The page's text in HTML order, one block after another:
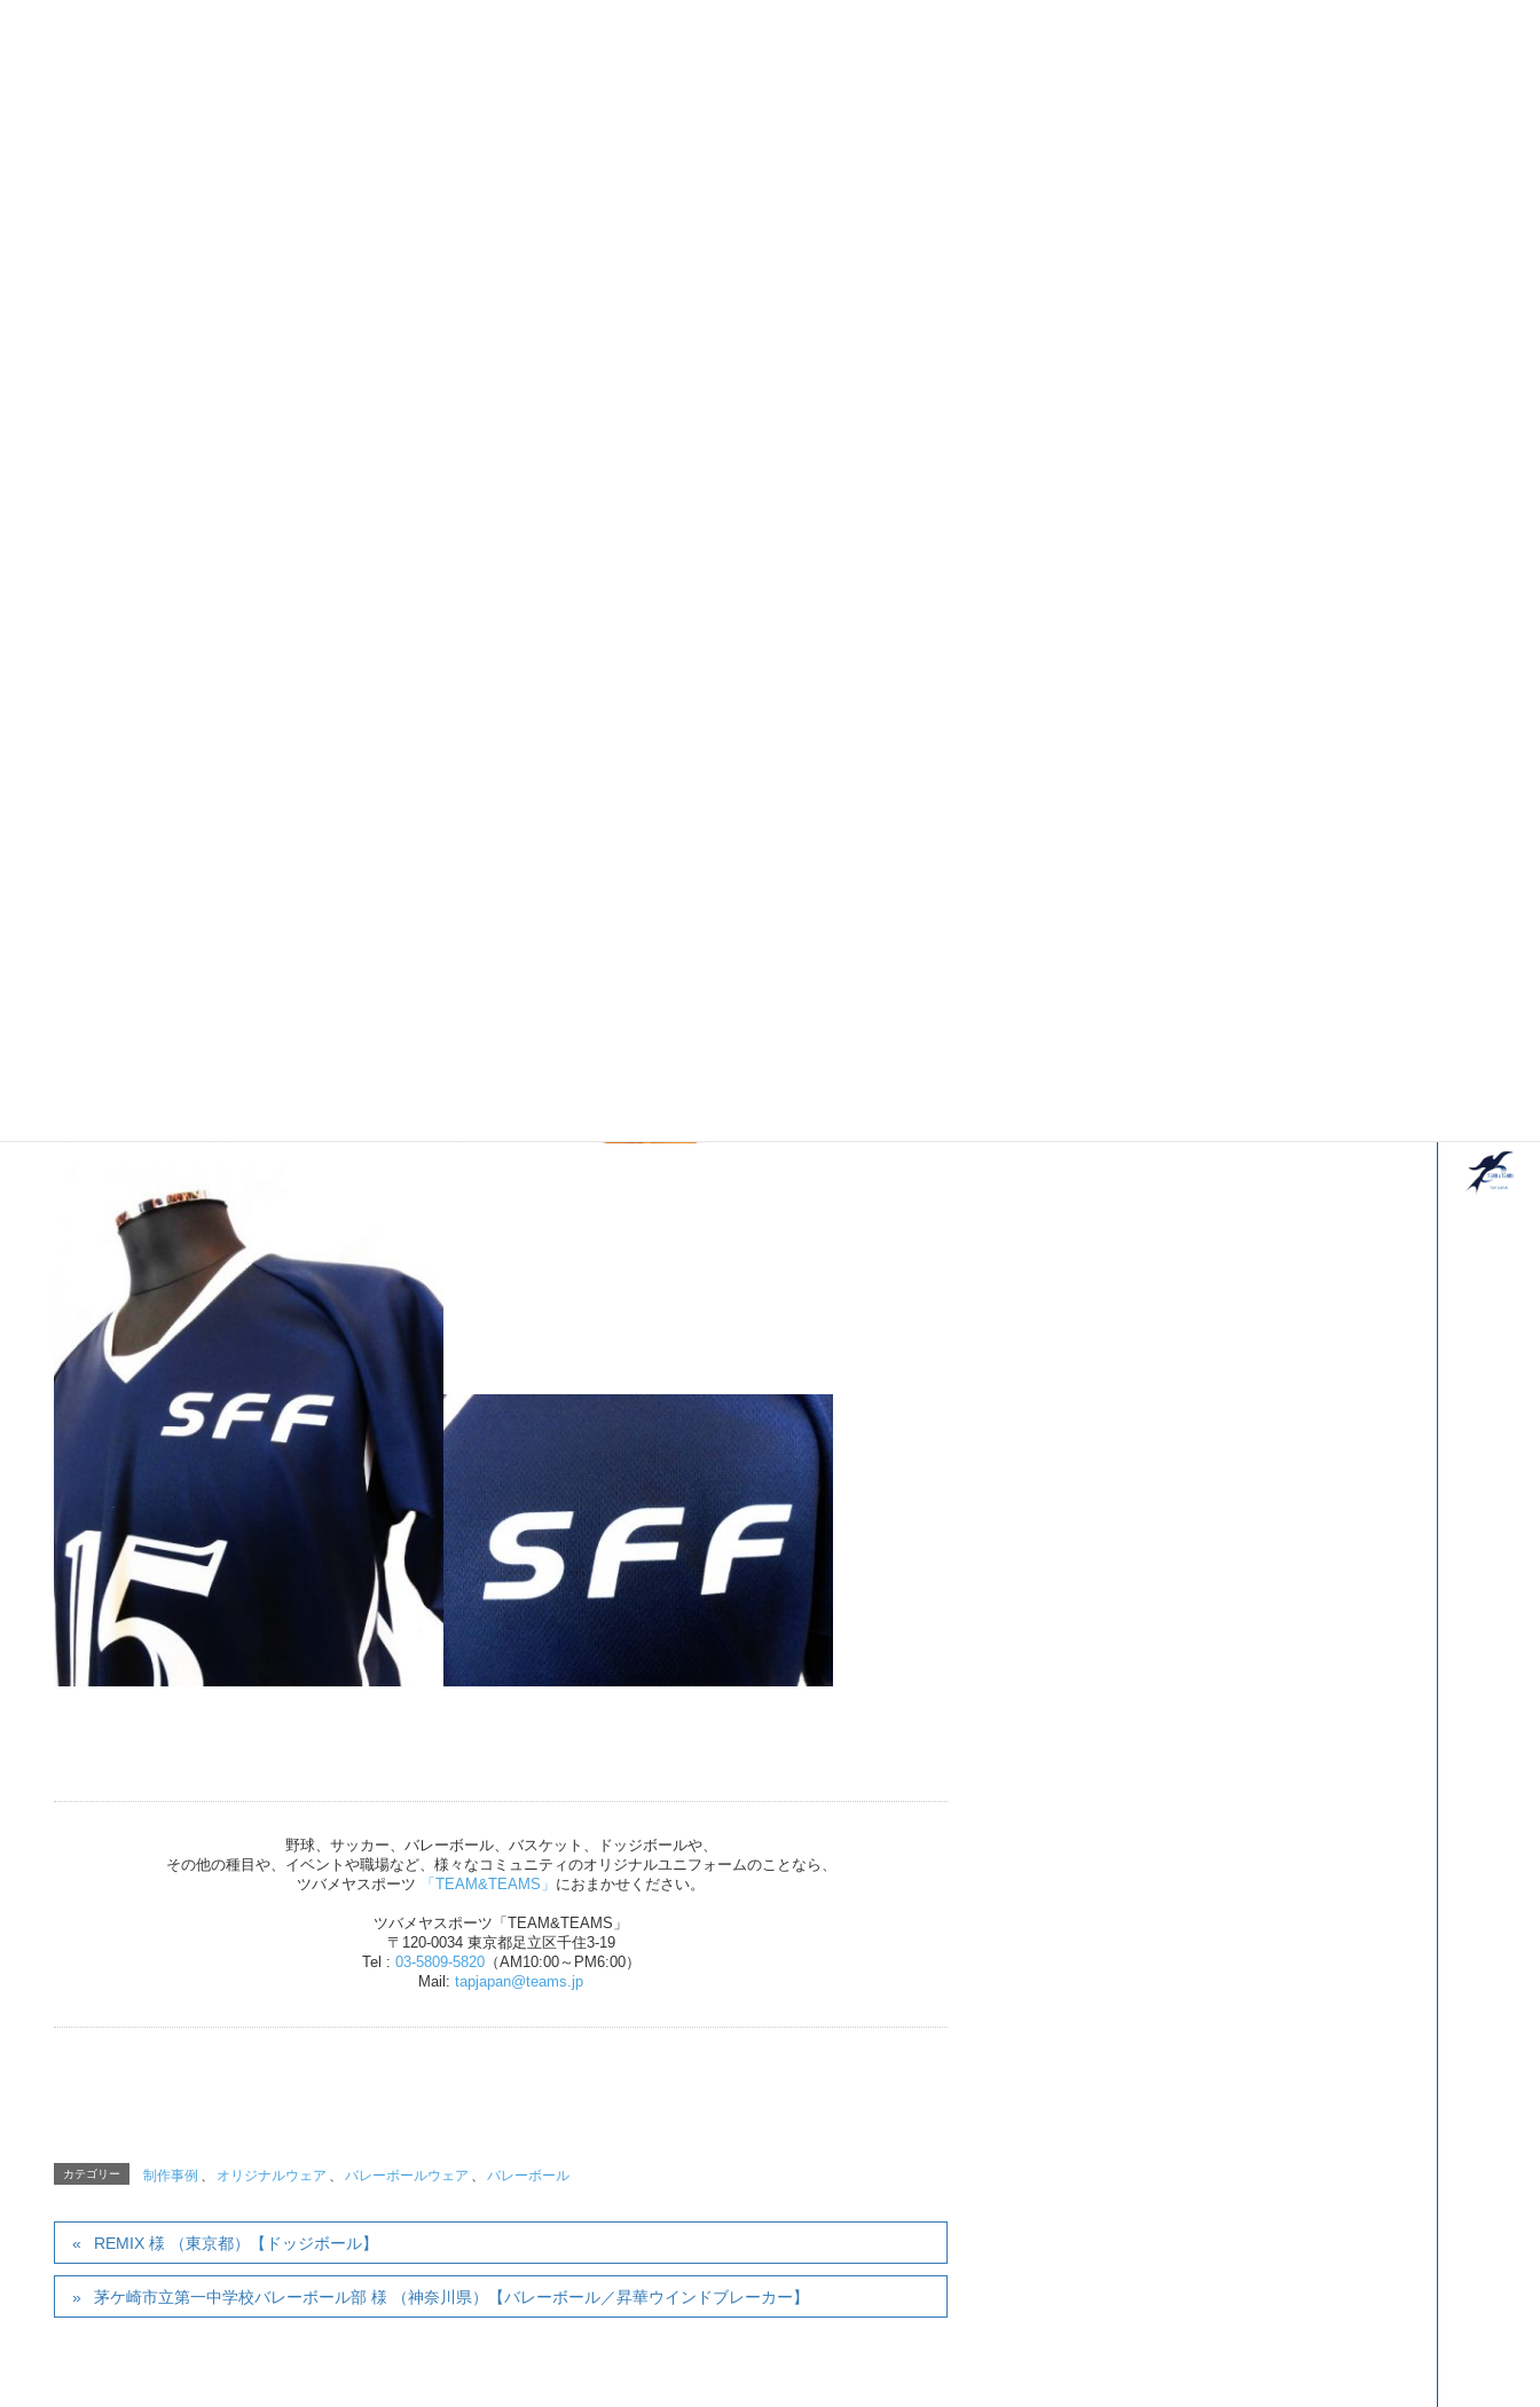
野球、サッカー、バレーボール、バスケット、ドッジボールや、
その他の種目や、イベントや職場など、様々なコミュニティのオリジナルユニフォームのことなら、
ツバメヤスポーツ
「TEAM&TEAMS」 におまかせください。
ツバメヤスポーツ「TEAM&TEAMS」
〒120-0034 東京都足立区千住3-19
Tel : 03-5809-5820（AM10:00～PM6:00）
Mail: tapjapan@teams.jp
カテゴリー 制作事例 オリジナルウェア バレーボールウェア バレーボール
REMIX 様 （東京都）【ドッジボール】
茅ケ崎市立第一中学校バレーボール部 様 （神奈川県）【バレーボール／昇華ウインドブレーカー】